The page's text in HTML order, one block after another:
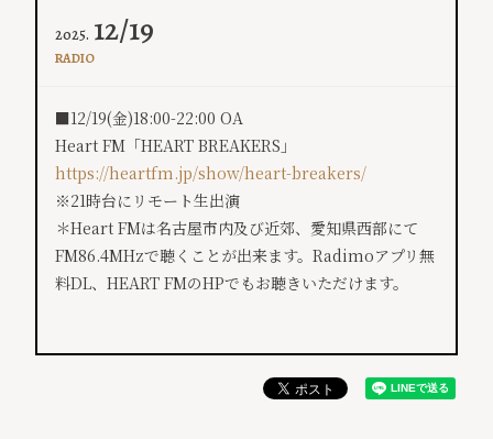
2025. 12/19
RADIO
■12/19(金)18:00-22:00 OA
Heart FM「HEART BREAKERS」
https://heartfm.jp/show/heart-breakers/
※21時台にリモート生出演
＊Heart FMは名古屋市内及び近郊、愛知県西部にて
FM86.4MHzで聴くことが出来ます。Radimoアプリ無
料DL、HEART FMのHPでもお聴きいただけます。